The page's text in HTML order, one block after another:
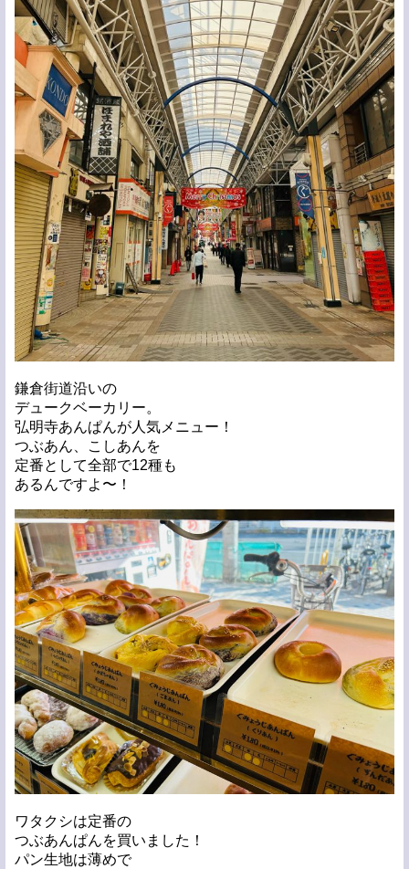
鎌倉街道沿いの
デュークベーカリー。
弘明寺あんぱんが人気メニュー！
つぶあん、こしあんを
定番として全部で12種も
あるんですよ〜！
ワタクシは定番の
つぶあんぱんを買いました！
パン生地は薄めで